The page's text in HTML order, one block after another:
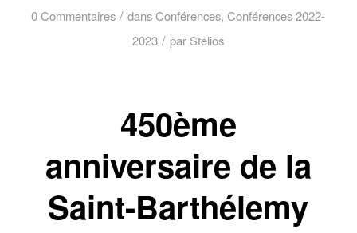
0 Commentaires / dansConférences,Conférences 2022-
2023 / par Stelios
450ème
anniversaire de la
Saint-Barthélemy